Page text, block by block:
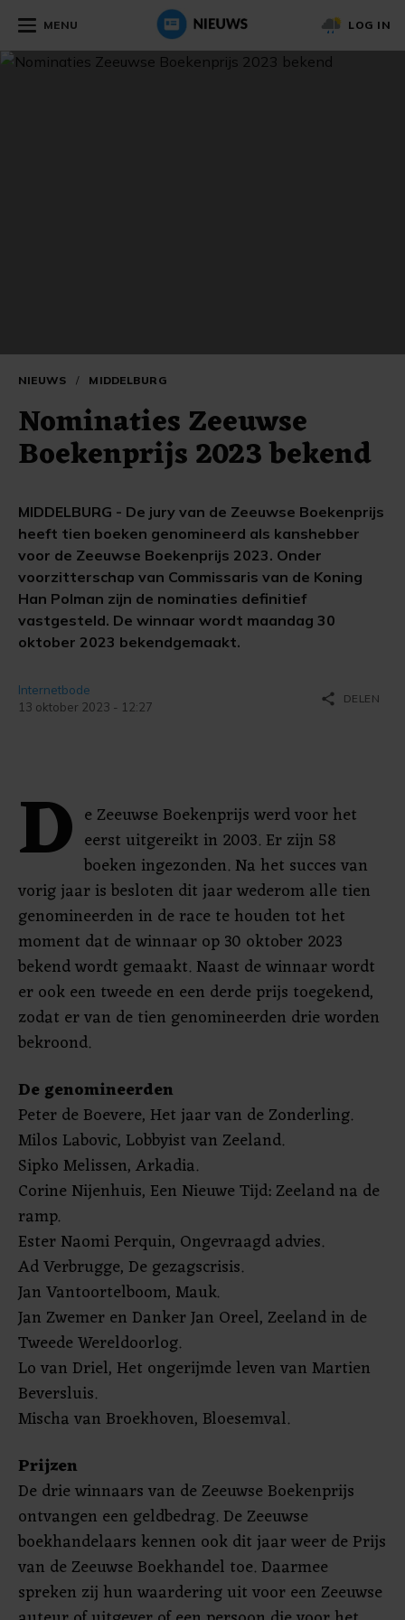
MENU LOG IN
NIEUWS / MIDDELBURG
Nominaties Zeeuwse
Boekenprijs 2023 bekend
MIDDELBURG - De jury van de Zeeuwse Boekenprijs
heeft tien boeken genomineerd als kanshebber
voor de Zeeuwse Boekenprijs 2023. Onder
voorzitterschap van Commissaris van de Koning
Han Polman zijn de nominaties definitief
vastgesteld. De winnaar wordt maandag 30
oktober 2023 bekendgemaakt.
Internetbode
13 oktober 2023 - 12:27
share DELEN
D e Zeeuwse Boekenprijs werd voor het
eerst uitgereikt in 2003. Er zijn 58
boeken ingezonden. Na het succes van
vorig jaar is besloten dit jaar wederom alle tien
genomineerden in de race te houden tot het
moment dat de winnaar op 30 oktober 2023
bekend wordt gemaakt. Naast de winnaar wordt
er ook een tweede en een derde prijs toegekend,
zodat er van de tien genomineerden drie worden
bekroond.
De genomineerden
Peter de Boevere, Het jaar van de Zonderling.
Milos Labovic, Lobbyist van Zeeland.
Sipko Melissen, Arkadia.
Corine Nijenhuis, Een Nieuwe Tijd: Zeeland na de
ramp.
Ester Naomi Perquin, Ongevraagd advies.
Ad Verbrugge, De gezagscrisis.
Jan Vantoortelboom, Mauk.
Jan Zwemer en Danker Jan Oreel, Zeeland in de
Tweede Wereldoorlog.
Lo van Driel, Het ongerijmde leven van Martien
Beversluis.
Mischa van Broekhoven, Bloesemval.
Prijzen
De drie winnaars van de Zeeuwse Boekenprijs
ontvangen een geldbedrag. De Zeeuwse
boekhandelaars kennen ook dit jaar weer de Prijs
van de Zeeuwse Boekhandel toe. Daarmee
spreken zij hun waardering uit voor een Zeeuwse